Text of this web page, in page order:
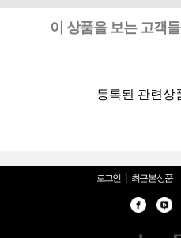
이 상품을 보는 고객
등록된 관련상
로그인 최근 본 상품